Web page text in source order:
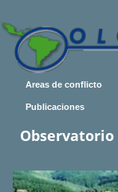
Areas de conflicto
Publicaciones